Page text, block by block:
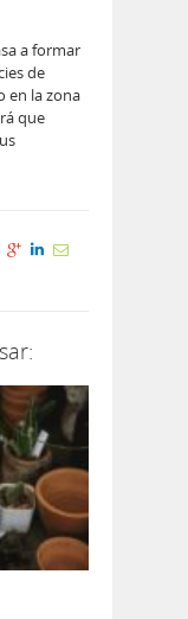
a formar
de
en la zona
que